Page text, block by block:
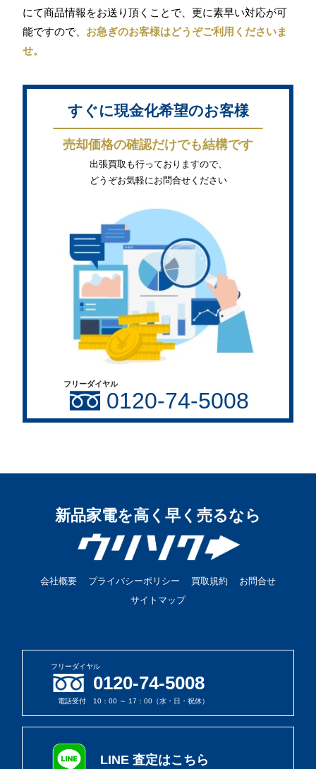
にて商品情報をお送り頂くことで、更に素早い対応が可
能ですので、 お急ぎのお客様はどうぞご利用くださいま
せ。
すぐに現金化希望のお客様
売却価格の確認だけでも結構です
出張買取も行っておりますので、
どうぞお気軽にお問合せください
フリーダイヤル
0120-74-5008
新品家電を高く早く売るなら
会社概要 プライバシーポリシー 買取規約
お問合せ
サイトマップ
フリーダイヤル
0120-74-5008
電話受付 10：00 ～ 17：00（水・日・祝休）
LINE 査定はこちら